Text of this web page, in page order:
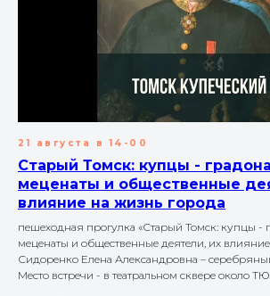
21 августа в 14-00
Старый Томск: купцы -
меценаты и общественные
влияние на жизнь города
пешеходная прогулка «Старый Томск: купцы -
меценаты и общественные деятели, их
Сидоренко Елена Александровна –
Место встречи - в театральном сквере около